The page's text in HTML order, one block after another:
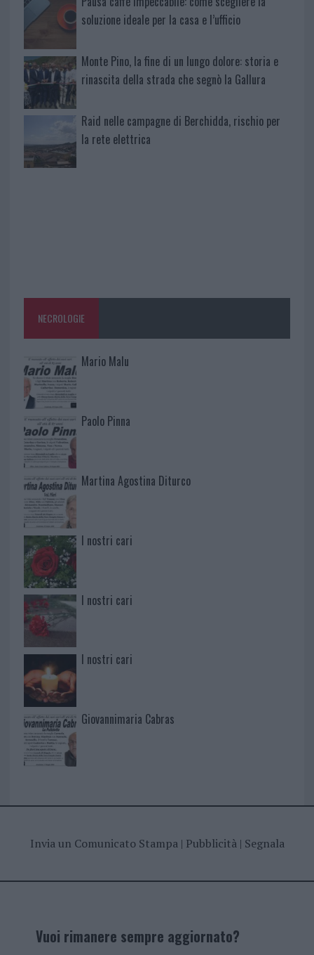
soluzione ideale per la casa e l’ufficio
Monte Pino, la fine di un lungo dolore: storia e
rinascita della strada che segnò la Gallura
Raid nelle campagne di Berchidda, rischio per
la rete elettrica
NECROLOGIE
Mario Malu
Paolo Pinna
Martina Agostina Diturco
I nostri cari
I nostri cari
I nostri cari
Giovannimaria Cabras
Invia un Comunicato Stampa| Pubblicità| Segnala
Vuoi rimanere sempre aggiornato?